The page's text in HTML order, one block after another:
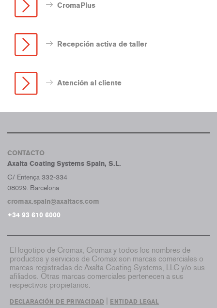
CromaPlus
Recepción activa de taller
Atención al cliente
CONTACTO
Axalta Coating Systems Spain, S.L.
C/ Entença 332-334
08029. Barcelona
cromax.spain@axaltacs.com
+34 93 610 6000
El logotipo de Cromax, Cromax y todos los nombres de
productos y servicios de Cromax son marcas comerciales o
marcas registradas de Axalta Coating Systems, LLC y/o sus
afiliados. Otras marcas comerciales pertenecen a sus
respectivos propietarios.
DECLARACIÓN DE PRIVACIDAD ENTIDAD LEGAL